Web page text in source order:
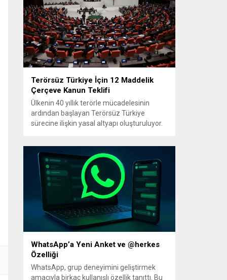
değişikliği anlamına gelmediği
vurgulanıyor; kararın geçici olduğu ve uzun
vadeli çevre hedeflerinden sapma
amaçlanmadığı...
Terörsüz Türkiye İçin 12 Maddelik
Çerçeve Kanun Teklifi
Ülkenin 40 yıllık terörle mücadelesinin
ardından başlayan Terörsüz Türkiye
sürecine ilişkin yasal altyapı oluşturuluyor.
üzere hazırlandı ve teklifin 12 maddelik
düzenlemeleri kamuoyuyla paylaşıldı.
Hazırlanan düzenleme, örgütün fiili
varlığını sona erdirdiğinin ve tüm silah ile
mühimmatını teslim ettiğinin güvenlik
kurumlarınca tespiti...
WhatsApp’a Yeni Anket ve @herkes
Özelliği
WhatsApp, grup deneyimini geliştirmek
amacıyla birkaç kullanışlı özellik tanıttı. Bu